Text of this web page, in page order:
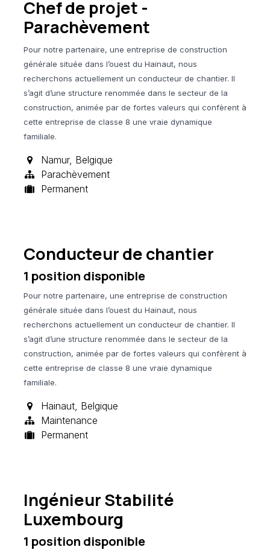
Chef de projet -
Parachèvement
Pour notre partenaire, une entreprise de construction
générale située dans l’ouest du Hainaut, nous
recherchons actuellement un conducteur de chantier. Il
s’agit d’une structure renommée dans le secteur de la
construction, animée par de fortes valeurs qui confèrent à
cette entreprise de classe 8 une vraie dynamique
familiale.
Namur, Belgique
Parachèvement
Permanent
Conducteur de chantier
1 position disponible
Pour notre partenaire, une entreprise de construction
générale située dans l’ouest du Hainaut, nous
recherchons actuellement un conducteur de chantier. Il
s’agit d’une structure renommée dans le secteur de la
construction, animée par de fortes valeurs qui confèrent à
cette entreprise de classe 8 une vraie dynamique
familiale.
Hainaut, Belgique
Maintenance
Permanent
Ingénieur Stabilité
Luxembourg
1 position disponible